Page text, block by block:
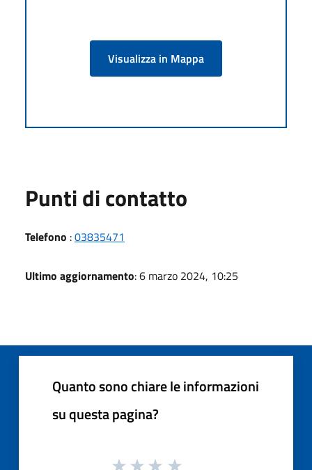
Visualizza in Mappa
Punti di contatto
Telefono :03835471
Ultimo aggiornamento: 6 marzo 2024, 10:25
Quanto sono chiare le informazioni
su questa pagina?